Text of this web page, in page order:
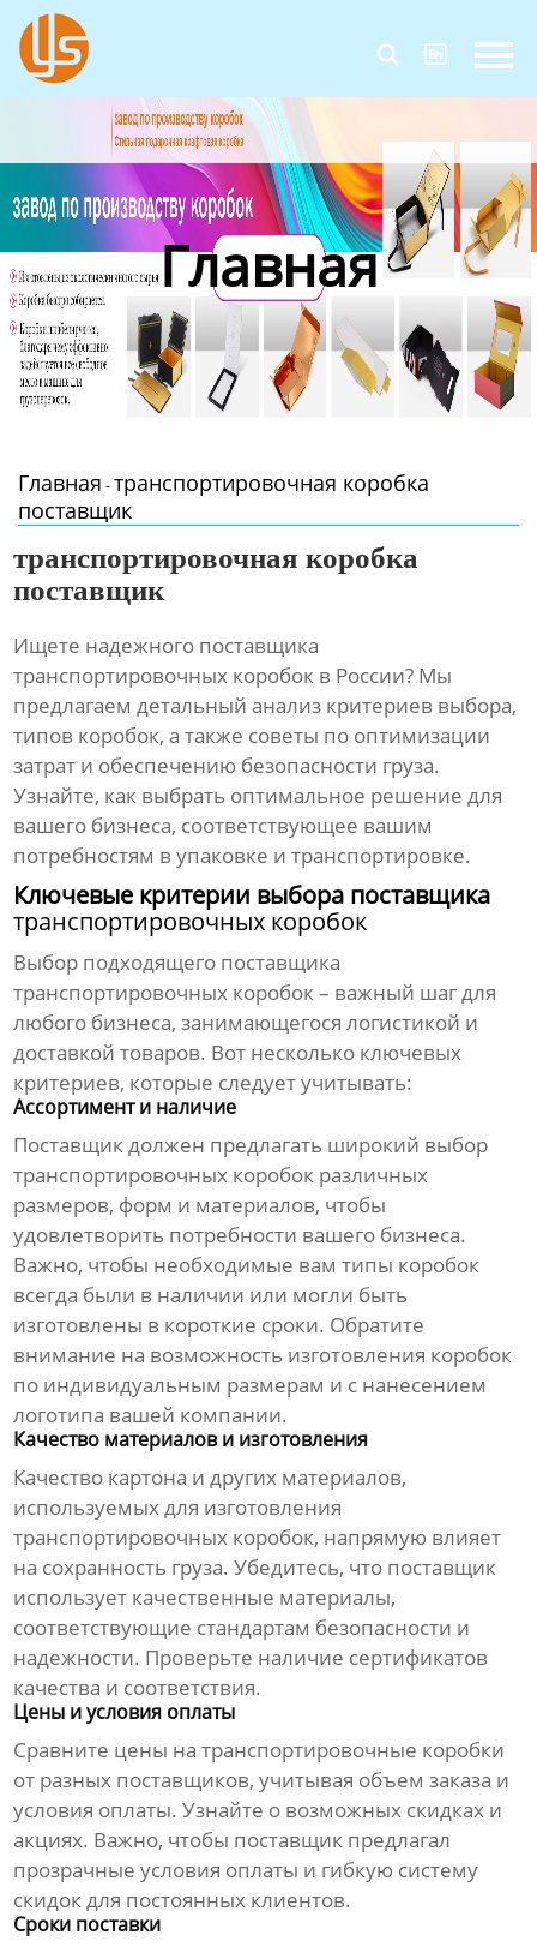
 
Главная
Продукция
О Нас
Контакты Главная
Главная -транспортировочная коробка
поставщик
транспортировочная коробка
поставщик
Ищете надежного поставщика
транспортировочных коробок в России? Мы
предлагаем детальный анализ критериев выбора,
типов коробок, а также советы по оптимизации
затрат и обеспечению безопасности груза.
Узнайте, как выбрать оптимальное решение для
вашего бизнеса, соответствующее вашим
потребностям в упаковке и транспортировке.
Ключевые критерии выбора поставщика
транспортировочных коробок
Выбор подходящего поставщика
транспортировочных коробок– важный шаг для
любого бизнеса, занимающегося логистикой и
доставкой товаров. Вот несколько ключевых
критериев, которые следует учитывать:
Ассортимент и наличие
Поставщик должен предлагать широкий выбор
транспортировочных коробок различных
размеров, форм и материалов, чтобы
удовлетворить потребности вашего бизнеса.
Важно, чтобы необходимые вам типы коробок
всегда были в наличии или могли быть
изготовлены в короткие сроки. Обратите
внимание на возможность изготовления коробок
по индивидуальным размерам и с нанесением
логотипа вашей компании.
Качество материалов и изготовления
Качество картона и других материалов,
используемых для изготовления
транспортировочных коробок, напрямую влияет
на сохранность груза. Убедитесь, что поставщик
использует качественные материалы,
соответствующие стандартам безопасности и
надежности. Проверьте наличие сертификатов
качества и соответствия.
Цены и условия оплаты
Сравните цены натранспортировочные коробки
от разных поставщиков, учитывая объем заказа и
условия оплаты. Узнайте о возможных скидках и
акциях. Важно, чтобы поставщик предлагал
прозрачные условия оплаты и гибкую систему
скидок для постоянных клиентов.
Сроки поставки